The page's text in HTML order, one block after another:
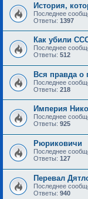
История,
Последнее
Ответы: 1397
Как убили
Последнее
Ответы: 512
Вся правда о
Последнее
Ответы: 218
Империя
Последнее
Ответы: 925
Рюриковичи
Последнее
Ответы: 127
Перевал
Последнее
Ответы: 940